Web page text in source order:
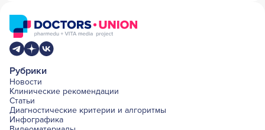
Рубрики
Новости
Клинические рекомендации
Статьи
Диагностические критерии и алгоритмы
Инфографика